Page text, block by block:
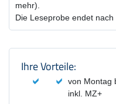
mehr).
Die Leseprobe endet
Ihre Vorteile:
von Montag
inkl. MZ+